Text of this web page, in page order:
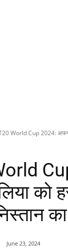
World Cup 2024:
को
June 23, 2024